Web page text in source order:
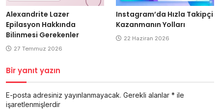
Alexandrite Lazer
Epilasyon Hakkında
Bilinmesi Gerekenler
27 Temmuz 2026
Instagram’da Hızla Takipçi
Kazanmanın Yolları
22 Haziran 2026
Bir yanıt yazın
E-posta adresiniz yayınlanmayacak. Gerekli alanlar * ile
işaretlenmişlerdir